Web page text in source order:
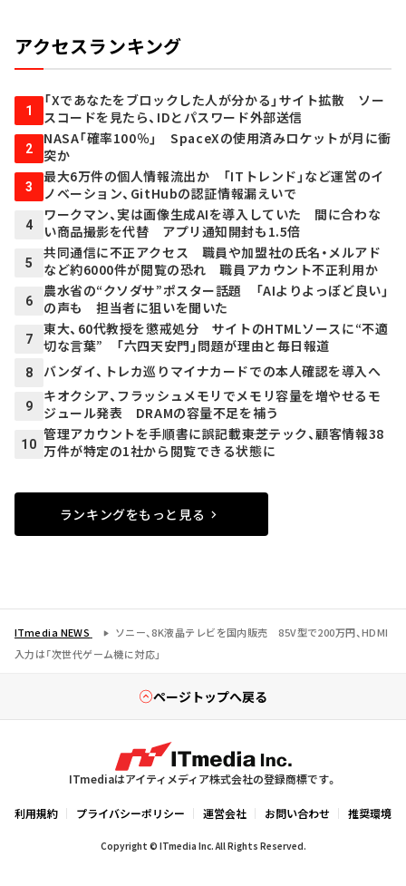
アクセスランキング
1
「Xであなたをブロックした人が分かる」サイト拡散 ソー
スコードを見たら、IDとパスワード外部送信
2
NASA「確率100％」 SpaceXの使用済みロケットが月に衝
突か
3
最大6万件の個人情報流出か 「ITトレンド」など運営のイ
ノベーション、GitHubの認証情報漏えいで
4
ワークマン、実は画像生成AIを導入していた 間に合わな
い商品撮影を代替 アプリ通知開封も1.5倍
5
共同通信に不正アクセス 職員や加盟社の氏名・メルアド
など約6000件が閲覧の恐れ 職員アカウント不正利用か
6
農水省の“クソダサ”ポスター話題 「AIよりよっぽど良い」
の声も 担当者に狙いを聞いた
7
東大、60代教授を懲戒処分 サイトのHTMLソースに“不適
切な言葉” 「六四天安門」問題が理由と毎日報道
8 バンダイ、トレカ巡りマイナカードでの本人確認を導入へ
9
キオクシア、フラッシュメモリでメモリ容量を増やせるモ
ジュール発表 DRAMの容量不足を補う
10
管理アカウントを手順書に誤記載――東芝テック、顧客情報38
万件が特定の1社から閲覧できる状態に
ランキングをもっと見る
ITmedia NEWS
ソニー、8K液晶テレビを国内販売 85V型で200万円、HDMI
入力は「次世代ゲーム機に対応」
ページトップへ戻る
ITmediaはアイティメディア株式会社の登録商標です。
利用規約 プライバシーポリシー 運営会社 お問い合わせ 推奨環境
Copyright © ITmedia Inc. All Rights Reserved.